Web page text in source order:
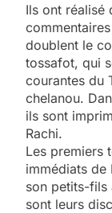
Ils ont réalisé
doublent le
tossafot, qui
courantes du
chelanou.
ils sont
Rachi.
Les premiers
immédiats de
son petits-fils
sont leurs